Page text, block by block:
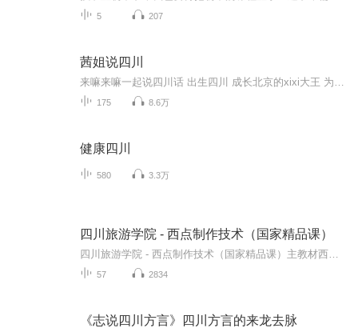
5 207
茜姐说四川
175 8.6万
健康四川
580 3.3万
四川旅游学院 - 西点制作技术（国家精品课）
57 2834
《志说四川方言》四川方言的来龙去脉